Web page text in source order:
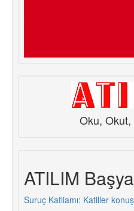
Oku, Okut,
ATILIM
Suruç Katliamı: Katiller